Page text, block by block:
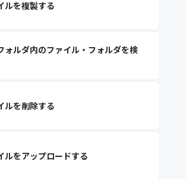
ルを複製する
ォルダ内のファイル・フォルダを検
ルを削除する
ルをアップロードする